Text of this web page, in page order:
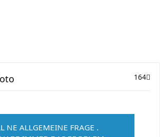
164
NE ALLGEMEINE FRAGE .